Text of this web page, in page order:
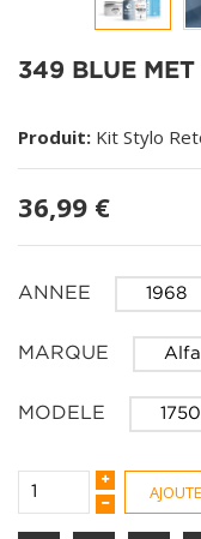
349 BLUE
Produit: Kit Stylo
36,99 €
ANNEE
MARQUE
MODELE